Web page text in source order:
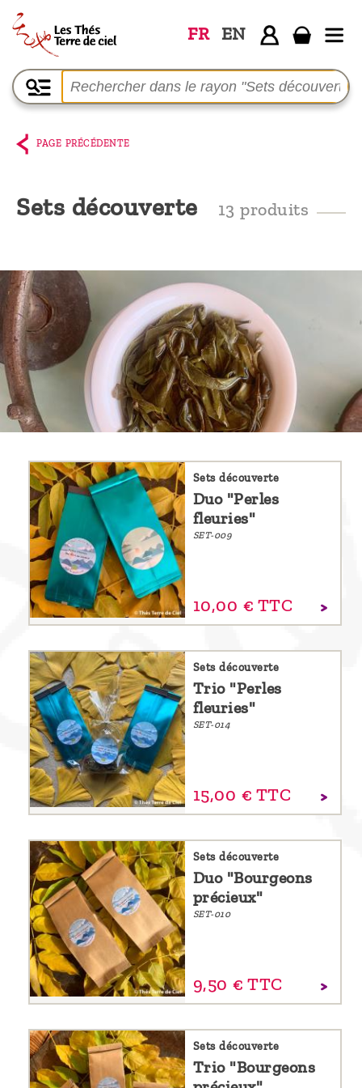
FR EN
Accueil
La
boutique
Parmi les
le blog
Qui
sommes-
nous ?
Découvrir
le thé
Pu'Erh
Comment
infuser
votre thé
Contactez-
nous !
PAGE PRÉCÉDENTE
Sets découverte 13 produits
Sets découverte
Duo "Perles
fleuries"
SET-009
10,00 € TTC
Sets découverte
Trio "Perles
fleuries"
SET-014
15,00 € TTC
Sets découverte
Duo "Bourgeons
précieux"
SET-010
9,50 € TTC
Sets découverte
Trio "Bourgeons